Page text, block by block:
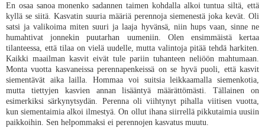
En osaa sanoa monenko sadannen taimen kohdalla alkoi tuntua siltä, että
kyllä se siitä. Kasvatin suuria määriä perennoja siemenestä joka kevät. Oli
satsi ja valikoima miten suuri ja laaja hyvänsä, niin hups vaan, sinne ne
humahtivat jonnekin puutarhan uumeniin. Olen ensimmäistä kertaa
tilanteessa, että tilaa on vielä uudelle, mutta valintoja pitää tehdä harkiten.
Kaikki maailman kasvit eivät tule pariin tuhanteen neliöön mahtumaan.
Monta vuotta kasvaneissa perennapenkeissä on se hyvä puoli, että kasvit
siementävät aika lailla. Hommaa voi suitsia leikkaamalla siemenkotia,
mutta tiettyjen kasvien annan lisääntyä määrättömästi. Tällainen on
esimerkiksi särkynytsydän. Perenna oli viihtynyt pihalla viitisen vuotta,
kun siementaimia alkoi ilmestyä. On ollut ihana siirrellä pikkutaimia uusiin
paikkoihin. Sen helpommaksi ei perennojen kasvatus muutu.